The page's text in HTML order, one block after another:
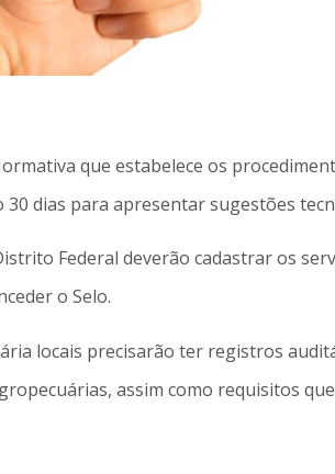
que estabelece os
dias para apresentar sugestões
Federal deverão cadastrar os
o Selo.
locais precisarão ter registros
assim como requisitos